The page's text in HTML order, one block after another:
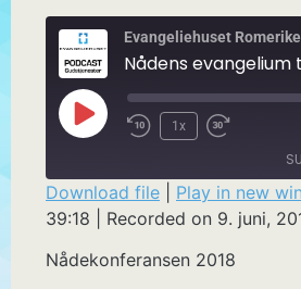
Evangeliehuset
Nådens evangelium
1x
SHARE
LINK
Download file Play in new
39:18
Recorded on 9. juni,
Nådekonferansen 2018